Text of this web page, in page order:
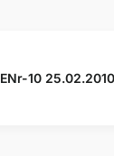
ENr-10